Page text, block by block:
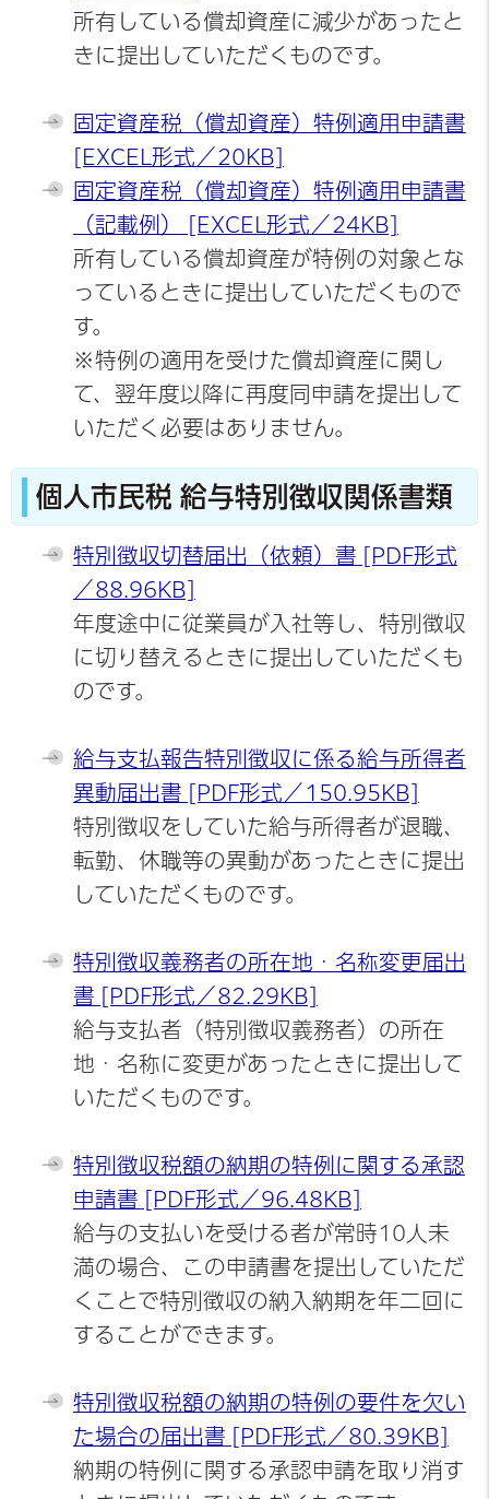
所有している償却資産に減少があったと
きに提出していただくものです。
固定資産税（償却資産）特例適用申請書
[EXCEL形式／20KB]
固定資産税（償却資産）特例適用申請書
（記載例） [EXCEL形式／24KB]
所有している償却資産が特例の対象とな
っているときに提出していただくもので
す。
※特例の適用を受けた償却資産に関し
て、翌年度以降に再度同申請を提出して
いただく必要はありません。
個人市民税 給与特別徴収関係書類
特別徴収切替届出（依頼）書 [PDF形式
／88.96KB]
年度途中に従業員が入社等し、特別徴収
に切り替えるときに提出していただくも
のです。
給与支払報告特別徴収に係る給与所得者
異動届出書 [PDF形式／150.95KB]
特別徴収をしていた給与所得者が退職、
転勤、休職等の異動があったときに提出
していただくものです。
特別徴収義務者の所在地・名称変更届出
書 [PDF形式／82.29KB]
給与支払者（特別徴収義務者）の所在
地・名称に変更があったときに提出して
いただくものです。
特別徴収税額の納期の特例に関する承認
申請書 [PDF形式／96.48KB]
給与の支払いを受ける者が常時10人未
満の場合、この申請書を提出していただ
くことで特別徴収の納入納期を年二回に
することができます。
特別徴収税額の納期の特例の要件を欠い
た場合の届出書 [PDF形式／80.39KB]
納期の特例に関する承認申請を取り消す